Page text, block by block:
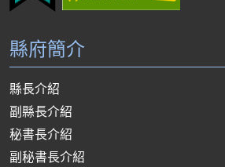
縣府簡介
縣長介紹
副縣長介紹
秘書長介紹
副秘書長介紹